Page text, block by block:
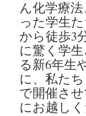
ん化学療
った学生
から徒歩3
に驚く学
る新6年生
に、私た
で開催さ
にお越し